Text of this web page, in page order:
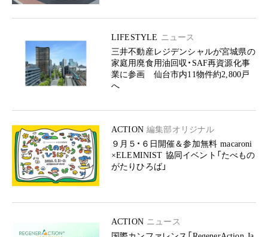
LIFESTYLE ニュース
三井不動産レジデンシャルが宮城県の
家庭用廃食用油回収・SAF再資源化事
業に参画 仙台市内11物件約2,800戸
へ
ACTION 編集部オリジナル
９月５・６日開催＆参加無料 macaroni
×ELEMINIST 協同イベント「たべもの
がたりひろば」
ACTION ニュース